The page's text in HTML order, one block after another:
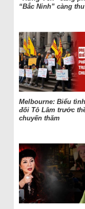
“Bắc Ninh” càng
Melbourne: Biểu
đối Tô Lâm trước
chuyến thăm